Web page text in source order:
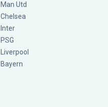
Man Utd
Chelsea
Inter
PSG
Liverpool
Bayern